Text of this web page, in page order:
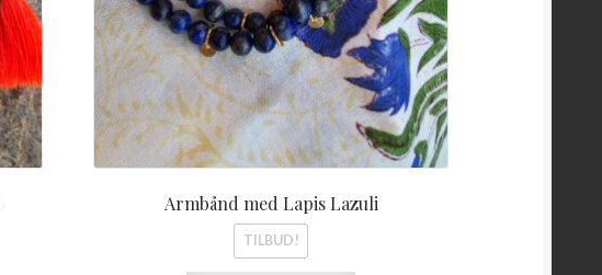
Armbånd med Lapis Lazuli
TILBUD!